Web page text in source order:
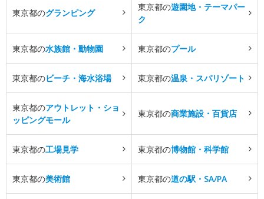
東京都のグランピング
東京都の遊園地・テーマパー
ク
東京都の水族館・動物園 東京都のプール
東京都のビーチ・海水浴場 東京都の温泉・スパリゾート
東京都のアウトレット・ショ
ッピングモール
東京都の商業施設・百貨店
東京都の工場見学 東京都の博物館・科学館
東京都の美術館 東京都の道の駅・SA/PA